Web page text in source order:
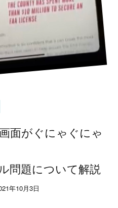
面がぐにゃぐにゃ
問題について解説
年10月3日